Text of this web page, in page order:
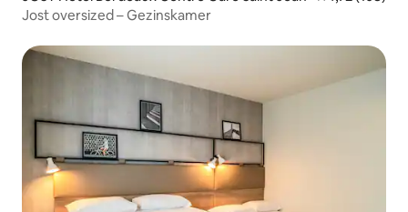
Jost oversized – Gezinskamer